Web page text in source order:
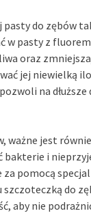
do zębów
w pasty z
oraz
jej niewielką
na dłuższe
ważne jest
i
pomocą
do
aby nie